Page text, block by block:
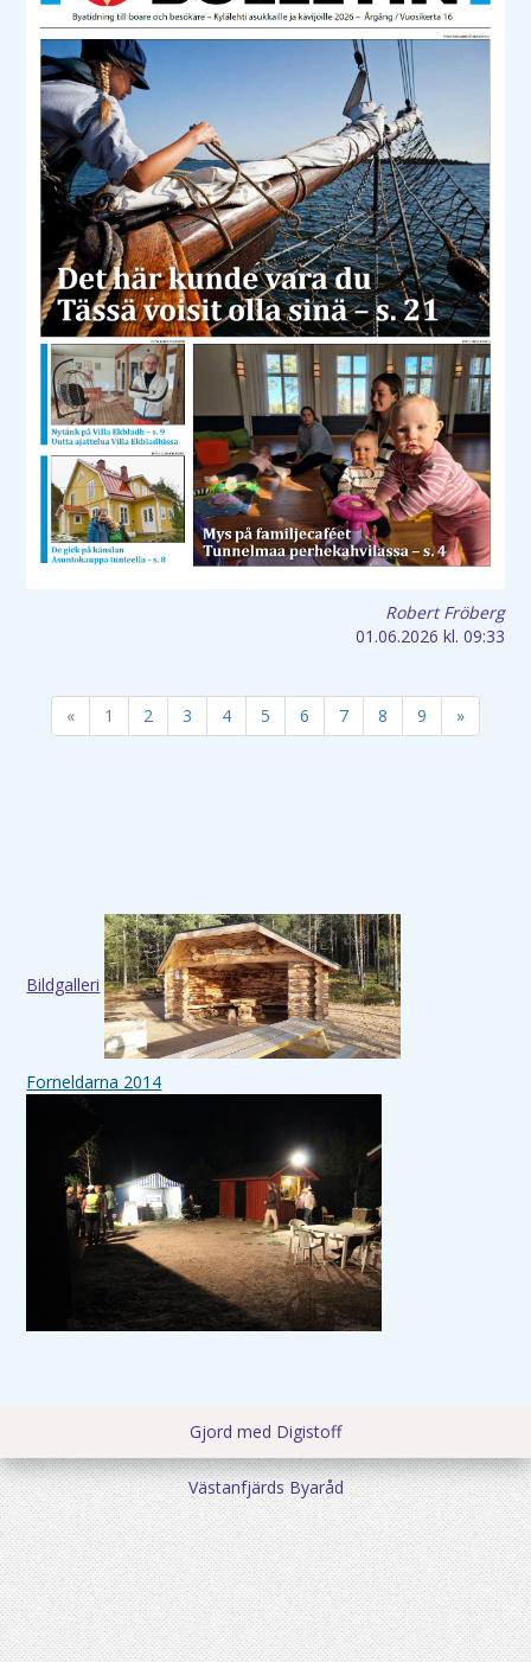
Robert Fröberg
01.06.2026 kl. 09:33
« 1 2 3 4 5 6 7 8 9 »
Bildgalleri
Forneldarna 2014
Gjord med Digistoff
Västanfjärds Byaråd